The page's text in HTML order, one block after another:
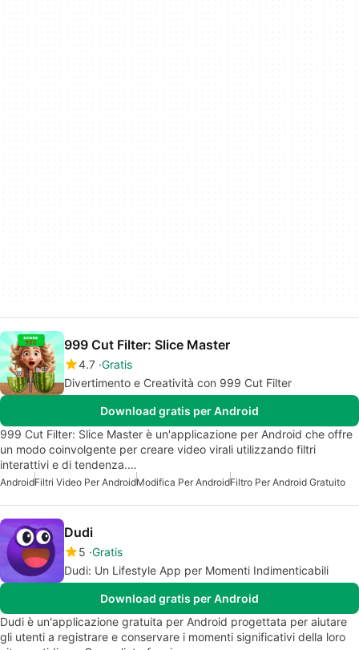
999 Cut Filter: Slice Master
4.7 Gratis
Divertimento e Creatività con 999 Cut Filter
Download gratis per Android
999 Cut Filter: Slice Master è un'applicazione per Android che offre
un modo coinvolgente per creare video virali utilizzando filtri
interattivi e di tendenza.…
AndroidFiltri Video Per AndroidModifica Per AndroidFiltro Per Android Gratuito
Dudi
5 Gratis
Dudi: Un Lifestyle App per Momenti Indimenticabili
Download gratis per Android
Dudi è un'applicazione gratuita per Android progettata per aiutare
gli utenti a registrare e conservare i momenti significativi della loro